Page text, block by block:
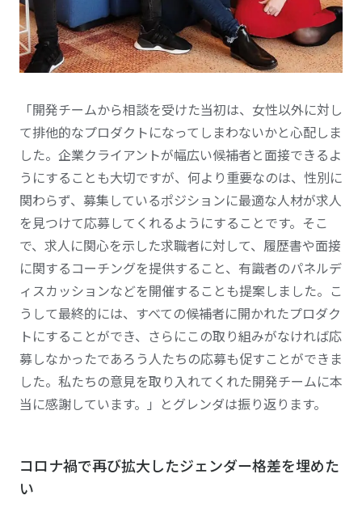
「開発チームから相談を受けた当初は、女性以外に対し
て排他的なプロダクトになってしまわないかと心配しま
した。企業クライアントが幅広い候補者と面接できるよ
うにすることも大切ですが、何より重要なのは、性別に
関わらず、募集しているポジションに最適な人材が求人
を見つけて応募してくれるようにすることです。そこ
で、求人に関心を示した求職者に対して、履歴書や面接
に関するコーチングを提供すること、有識者のパネルデ
ィスカッションなどを開催することも提案しました。こ
うして最終的には、すべての候補者に開かれたプロダク
トにすることができ、さらにこの取り組みがなければ応
募しなかったであろう人たちの応募も促すことができま
した。私たちの意見を取り入れてくれた開発チームに本
当に感謝しています。」とグレンダは振り返ります。
コロナ禍で再び拡大したジェンダー格差を埋めた
い